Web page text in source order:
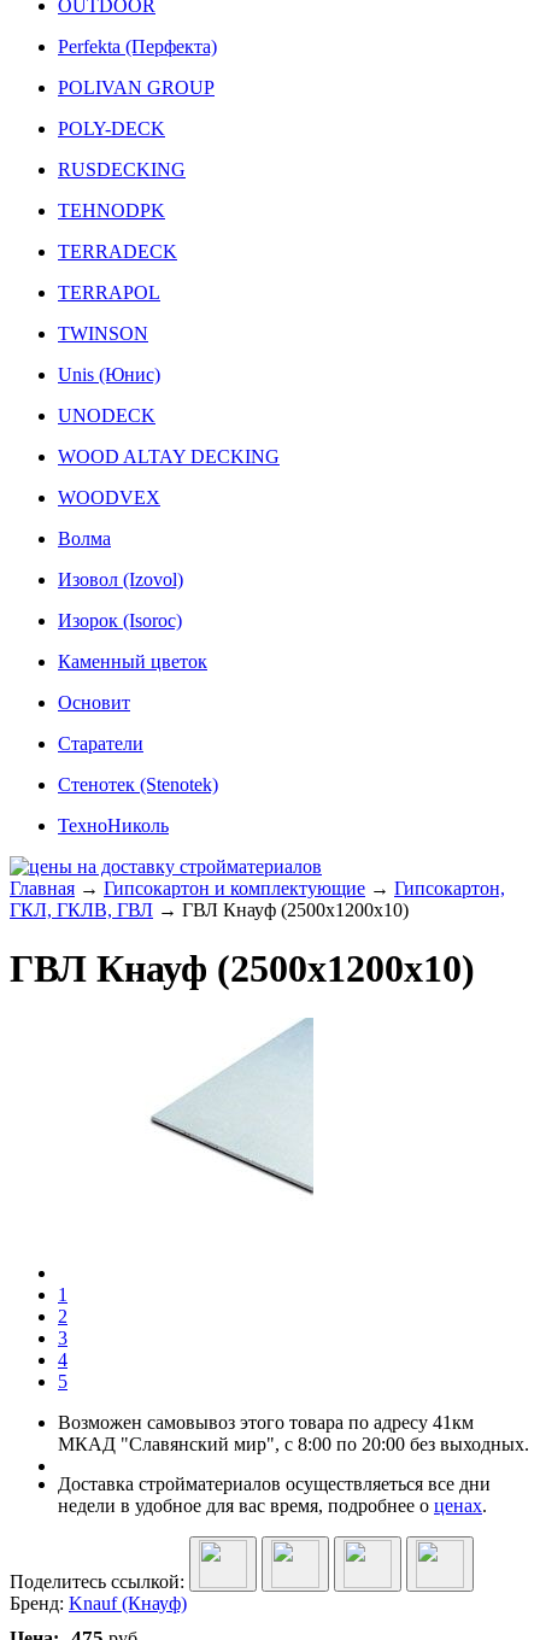
OUTDOOR
Perfekta (Перфекта)
POLIVAN GROUP
POLY-DECK
RUSDECKING
TEHNODPK
TERRADECK
TERRAPOL
TWINSON
Unis (Юнис)
UNODECK
WOOD ALTAY DECKING
WOODVEX
Волма
Изовол (Izovol)
Изорок (Isoroc)
Каменный цветок
Основит
Старатели
Стенотек (Stenotek)
ТехноНиколь
Главная → Гипсокартон и комплектующие → Гипсокартон,
ГКЛ, ГКЛВ, ГВЛ → ГВЛ Кнауф (2500x1200x10)
ГВЛ Кнауф (2500x1200x10)
1
2
3
4
5
Возможен самовывоз этого товара по адресу 41км
МКАД "Славянский мир", с 8:00 по 20:00 без выходных.
Доставка стройматериалов осуществляеться все дни
недели в удобное для вас время, подробнее о ценах.
Поделитесь ссылкой:
Бренд: Knauf (Кнауф)